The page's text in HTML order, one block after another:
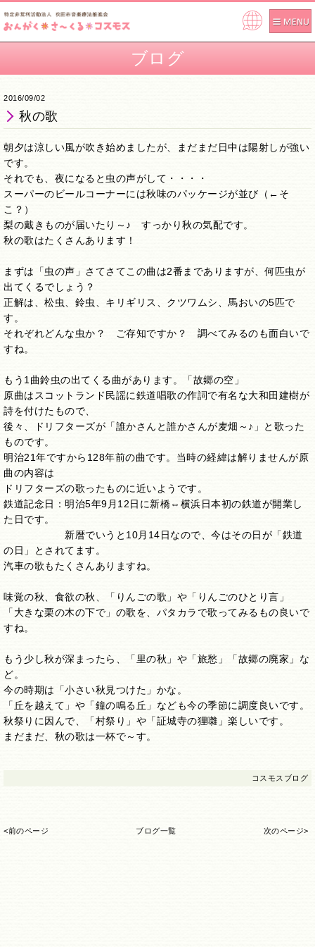
ブログ
2016/09/02
秋の歌
朝夕は涼しい風が吹き始めましたが、まだまだ日中は陽射しが強い
です。
それでも、夜になると虫の声がして・・・・
スーパーのビールコーナーには秋味のパッケージが並び（←そ
こ？）
梨の戴きものが届いたり～♪ すっかり秋の気配です。
秋の歌はたくさんあります！
まずは「虫の声」さてさてこの曲は2番までありますが、何匹虫が
出てくるでしょう？
正解は、松虫、鈴虫、キリギリス、クツワムシ、馬おいの5匹で
す。
それぞれどんな虫か？ ご存知ですか？ 調べてみるのも面白いで
すね。
もう1曲鈴虫の出てくる曲があります。「故郷の空」
原曲はスコットランド民謡に鉄道唱歌の作詞で有名な大和田建樹が
詩を付けたもので、
後々、ドリフターズが「誰かさんと誰かさんが麦畑～♪」と歌った
ものです。
明治21年ですから128年前の曲です。当時の経緯は解りませんが原
曲の内容は
ドリフターズの歌ったものに近いようです。
鉄道記念日：明治5年9月12日に新橋⇔横浜日本初の鉄道が開業し
た日です。
新暦でいうと10月14日なので、今はその日が「鉄道
の日」とされてます。
汽車の歌もたくさんありますね。
味覚の秋、食欲の秋、「りんごの歌」や「りんごのひとり言」
「大きな栗の木の下で」の歌を、パタカラで歌ってみるもの良いで
すね。
もう少し秋が深まったら、「里の秋」や「旅愁」「故郷の廃家」な
ど。
今の時期は「小さい秋見つけた」かな。
「丘を越えて」や「鐘の鳴る丘」なども今の季節に調度良いです。
秋祭りに因んで、「村祭り」や「証城寺の狸囃」楽しいです。
まだまだ、秋の歌は一杯で～す。
コスモスブログ
<前のページ ブログ一覧 次のページ>